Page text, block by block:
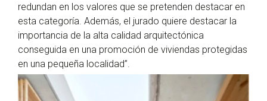
redundan en los valores que se pretenden destacar en
esta categoría. Además, el jurado quiere destacar la
importancia de la alta calidad arquitectónica
conseguida en una promoción de viviendas protegidas
en una pequeña localidad”.